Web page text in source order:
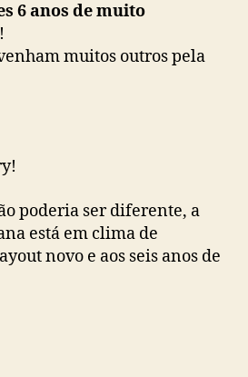
6 anos de muito
!
muitos outros pela
poderia ser diferente, a
está em clima de
novo e aos seis anos de